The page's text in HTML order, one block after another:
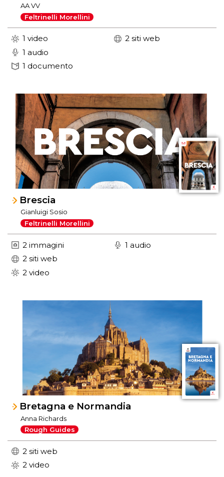
AA VV
Feltrinelli Morellini
1 video
1 audio
1 documento
2 siti web
Brescia
Gianluigi Sosio
Feltrinelli Morellini
2 immagini
2 siti web
2 video
1 audio
Bretagna e Normandia
Anna Richards
Rough Guides
2 siti web
2 video